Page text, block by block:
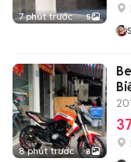
7 phút trước 5
8 phút trước 8